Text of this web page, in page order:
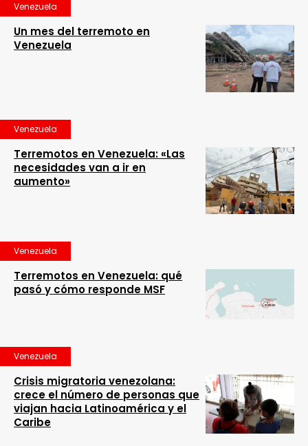
Venezuela
Un mes del terremoto en
Venezuela
Venezuela
Terremotos en Venezuela: «Las
necesidades van a ir en
aumento»
Venezuela
Terremotos en Venezuela: qué
pasó y cómo responde MSF
Venezuela
Crisis migratoria venezolana:
crece el número de personas que
viajan hacia Latinoamérica y el
Caribe